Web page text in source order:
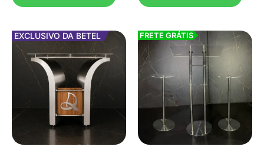
EXCLUSIVO DA BETEL FRETE GRÁTIS